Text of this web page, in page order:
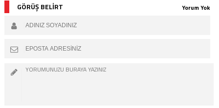
GÖRÜŞ BELİRT
Yorum Yok